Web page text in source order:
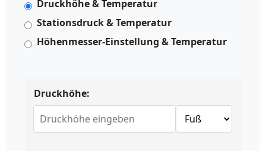
Druckhöhe & Temperatur
Stationsdruck & Temperatur
Höhenmesser-Einstellung & Temperatur
Druckhöhe: